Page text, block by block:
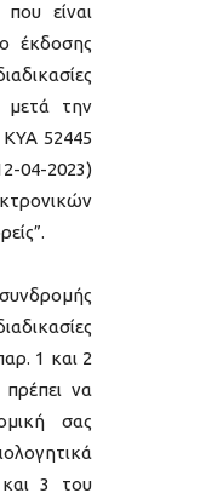
είναι
έκδοσης
μετά την
52445
2023)
1 και 2
να
σας
3 του